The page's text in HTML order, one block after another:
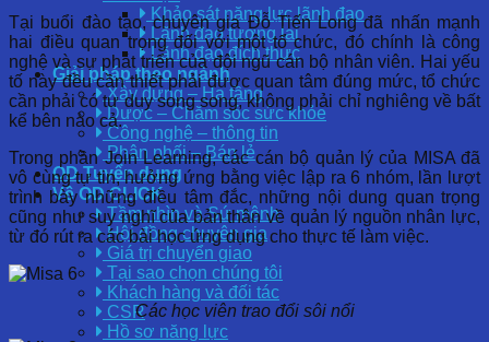
Khảo sát năng lực lãnh đạo
Lãnh đạo tương lai
Lãnh đạo đích thực
Giải pháp theo ngành
Xây dựng – Hạ tầng
Dược – Chăm sóc sức khỏe
Công nghệ – thông tin
Phân phối – Bán lẻ
OD Tuyển dụng
Về OD CLICK
Tầm nhìn và Sứ mệnh
Hội đồng chuyên gia
Giá trị chuyển giao
Tại sao chọn chúng tôi
Khách hàng và đối tác
CSR
Hồ sơ năng lực
Tại buổi đào tạo, chuyên gia Đỗ Tiến Long đã nhấn mạnh
hai điều quan trọng đối với một tổ chức, đó chính là công
nghệ và sự phát triển của đội ngũ cán bộ nhân viên. Hai yếu
tố này đều cần thiết phải được quan tâm đúng mức, tổ chức
cần phải có tư duy song song, không phải chỉ nghiêng về bất
kể bên nào cả.
Trong phần Join Learning, các cán bộ quản lý của MISA đã
vô cùng tự tin, hưởng ứng bằng việc lập ra 6 nhóm, lần lượt
trình bày những điều tâm đắc, những nội dung quan trọng
cũng như suy nghĩ của bản thân về quản lý nguồn nhân lực,
từ đó rút ra các bài học ứng dụng cho thực tế làm việc.
Các học viên trao đổi sôi nổi